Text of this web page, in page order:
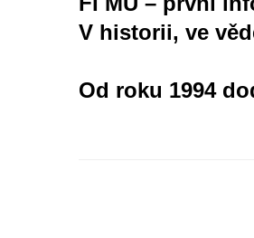
V historii, ve
Od roku 1994